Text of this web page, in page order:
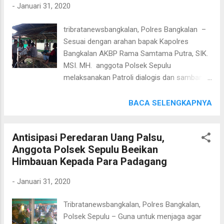
berbelanja di pasar palawija Campor.
hadirnya anaggota polsek geger di pasar
palawija Kampak dan diharapkan setiap
pasaran palawija Campor anggota polsek
geger hadir untuk memberi rasa aman dan
nyaman pengunjung pasar untuk berbelanja.
tugas dan kewajibannya, sehingga tanpa
menjaga Wilayah Geger," tegas Kapolres B...
- Januari 31, 2020
tribratanewsbangkalan, Polres Bangkalan –
Sesuai dengan arahan bapak Kapolres
Bangkalan AKBP Rama Samtama Putra, SIK.
MSI. MH. anggota Polsek Sepulu
melaksanakan Patroli dialogis dan sambang
Desa Sepulu Kec. Sepulu, kab. Bangkalan.
dengan Warga dalam kesempatan itu
anggota Polsek Sepulu Bripka Fuad
memberikan pesan – pesan Kamtibmas
berada gardu di Desa Sepulu, Kec. Sepulu,
dilaksanakan sebagai upaya untuk menjaga
situasi keamanan dan ketertiban masyarakat
BACA SELENGKAPNYA
Antisipasi Peredaran Uang Palsu,
Anggota Polsek Sepulu Beeikan
Himbauan Kepada Para Padagang
- Januari 31, 2020
Tribratanewsbangkalan, Polres Bangkalan,
Polsek Sepulu – Guna untuk menjaga agar